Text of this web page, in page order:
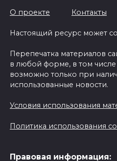
О проекте Контакты
Настоящий ресурс может
Перепечатка материалов
в любой форме, в том
возможно только при
использованные новости.
Условия использования
Политика использования
Правовая информация: